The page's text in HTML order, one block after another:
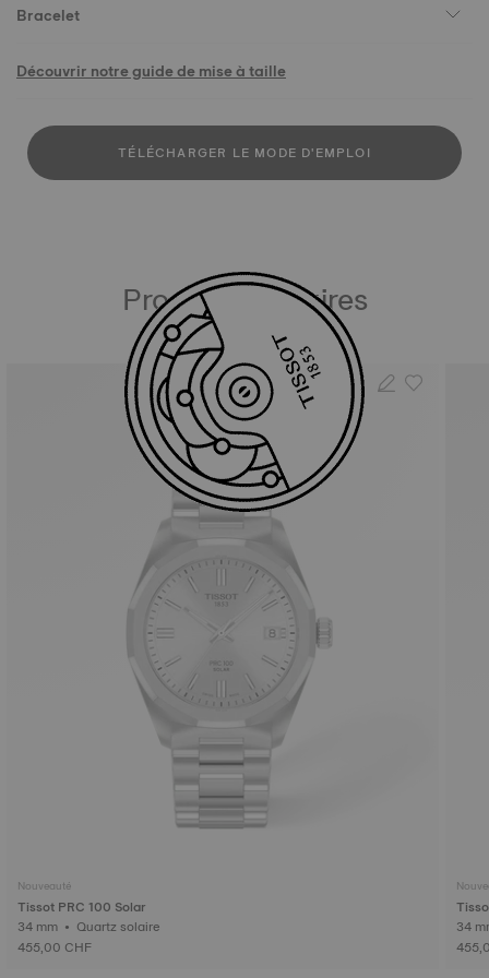
Bracelet
Découvrir notre guide de mise à taille
TÉLÉCHARGER LE MODE D'EMPLOI
Produits similaires
Nouveauté
Tissot PRC 100 Solar
34 mm • Quartz solaire
455,00 CHF